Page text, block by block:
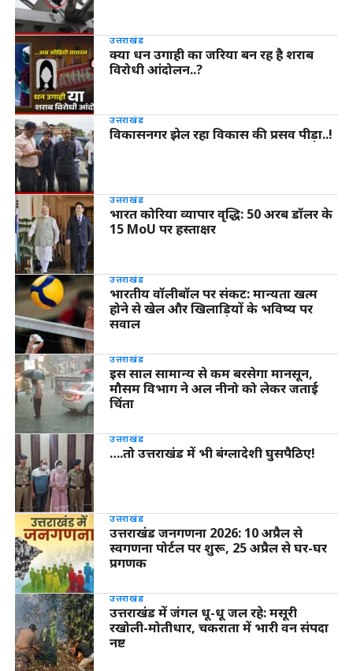
उत्तराखंड
क्या धन उगाही का जरिया बन रह है शराब
विरोधी आंदोलन..?
उत्तराखंड
विकासनगर झेल रहा विकास की प्रसव पीड़ा..!
उत्तराखंड
भारत कोरिया व्यापार वृद्धि: 50 अरब डॉलर के
15 MoU पर हस्ताक्षर
उत्तराखंड
भारतीय वॉलीबॉल पर संकट: मान्यता खत्म
होने से खेल और खिलाड़ियों के भविष्य पर
सवाल
उत्तराखंड
इस साल सामान्य से कम बरसेगा मानसून,
मौसम विभाग ने अल नीनो को लेकर जताई
चिंता
उत्तराखंड
….तो उत्तराखंड में भी बंग्लादेशी घुसपैठिए!
उत्तराखंड
उत्तराखंड जनगणना 2026: 10 अप्रैल से
स्वगणना पोर्टल पर शुरू, 25 अप्रैल से घर-घर
प्रगणक
उत्तराखंड
उत्तराखंड में जंगल धू-धू जल रहे: मसूरी
रखोली-मोतीधार, चकराता में भारी वन संपदा
नष्ट